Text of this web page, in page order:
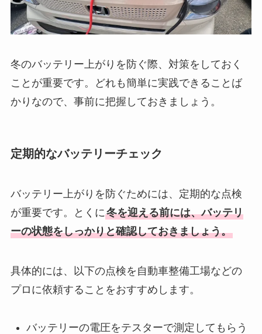
冬のバッテリー上がりを防ぐ際、対策をしておく
ことが重要です。どれも簡単に実践できることば
かりなので、事前に把握しておきましょう。
定期的なバッテリーチェック
バッテリー上がりを防ぐためには、定期的な点検
が重要です。とくに冬を迎える前には、バッテリ
ーの状態をしっかりと確認しておきましょう。
具体的には、以下の点検を自動車整備工場などの
プロに依頼することをおすすめします。
バッテリーの電圧をテスターで測定してもらう